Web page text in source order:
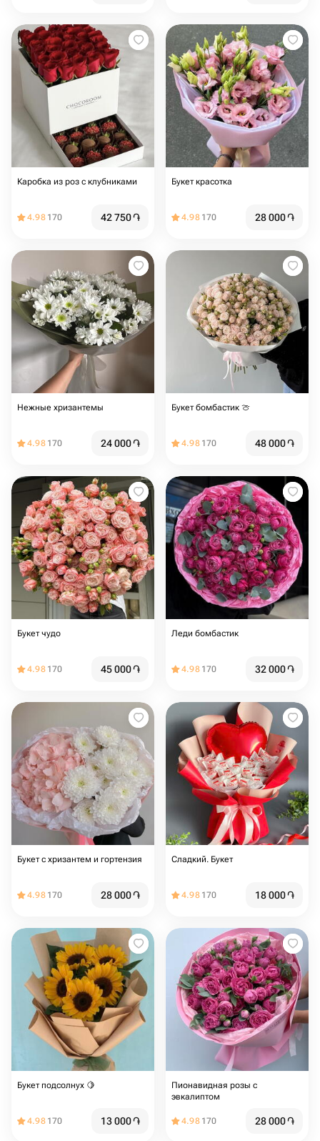
Каробка из роз с клубниками
4.98 170 42 750֏
Букет красотка
4.98 170 28 000֏
Нежные хризантемы
4.98 170 24 000֏
Букет бомбастик 🍈
4.98 170 48 000֏
Букет чудо
4.98 170 45 000֏
Леди бомбастик
4.98 170 32 000֏
Букет с хризантем и гортензия
4.98 170 28 000֏
Сладкий. Букет
4.98 170 18 000֏
Букет подсолнух 🍋
4.98 170 13 000֏
Пионавидная розы с
эвкалиптом
4.98 170 28 000֏